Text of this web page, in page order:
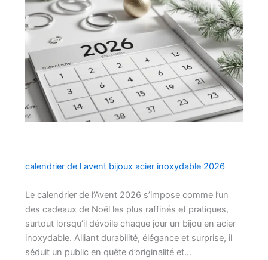
calendrier de l avent bijoux acier inoxydable​ 2026
Le calendrier de l’Avent 2026 s’impose comme l’un
des cadeaux de Noël les plus raffinés et pratiques,
surtout lorsqu’il dévoile chaque jour un bijou en acier
inoxydable. Alliant durabilité, élégance et surprise, il
séduit un public en quête d’originalité et…